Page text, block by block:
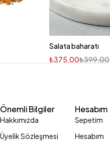
Salata baharatı
₺399,00
₺375,00
Önemli Bilgiler
Hakkımızda
Üyelik Sözleşmesi
Hesabım
Sepetim
Hesabım